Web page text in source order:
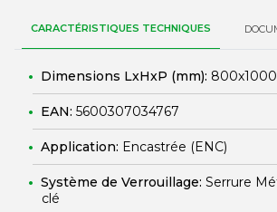
CARACTÉRISTIQUES TECHNIQUES
Dimensions LxHxP (mm):
EAN: 5600307034767
Application: Encastrée (ENC)
Système de Verrouillage: Serrure
clé